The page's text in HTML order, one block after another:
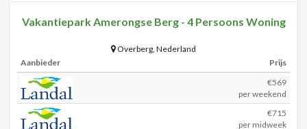
Vakantiepark Amerongse Berg - 4 Persoons Woning
Overberg, Nederland
Aanbieder
Prijs
€569
per weekend
€715
per midweek